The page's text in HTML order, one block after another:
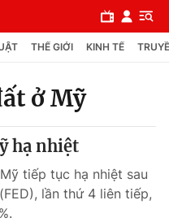
THẾ GIỚI KINH TẾ
ở Mỹ
hạ nhiệt
tiếp tục hạ nhiệt sau
lần thứ 4 liên tiếp,